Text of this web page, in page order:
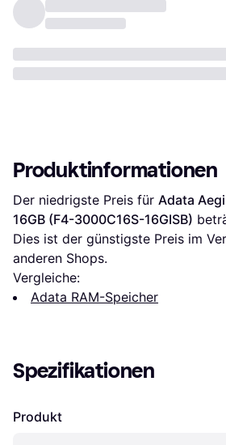
Produktinformationen
Der niedrigste Preis für Adata
16GB (F4-3000C16S-16GISB)
Dies ist der günstigste Preis im
anderen Shops.
Vergleiche:
Adata RAM-Speicher
Spezifikationen
Produkt